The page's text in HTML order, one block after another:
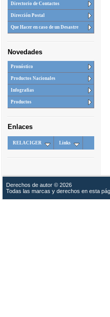
Directorio de Contactos
Dirección Postal
Que Hacer en caso de un Desastre
Novedades
Pronóstico
Productos Nacionales
Infografias
Productos
Enlaces
RELACIGER Links
Derechos de autor © 2026
Todas las marcas y derechos en esta